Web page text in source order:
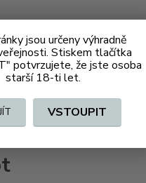
jsou určeny výhradně
Stiskem tlačítka
potvrzujete, že jste osoba
starší 18-ti let.
VSTOUPIT
Hledat
Proshot